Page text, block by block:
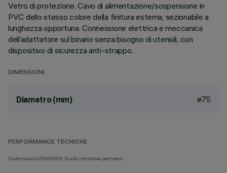
Vetro di protezione. Cavo di alimentazione/sospensione in
PVC dello stesso colore della finitura esterna, sezionabile a
lunghezza opportuna. Connessione elettrica e meccanica
dell’adattatore sul binario senza bisogno di utensili, con
dispositivo di sicurezza anti-strappo.
DIMENSIONI
Diametro (mm) ø75
PERFORMANCE TECNICHE
Conforme alla EN60598-1 e alle normative pertinenti.